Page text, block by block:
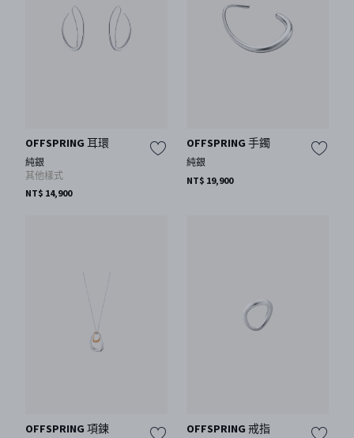
OFFSPRING 耳環
純銀
其他樣式
NT$ 14,900
OFFSPRING 手鐲
純銀
NT$ 19,900
OFFSPRING 項鍊 OFFSPRING 戒指